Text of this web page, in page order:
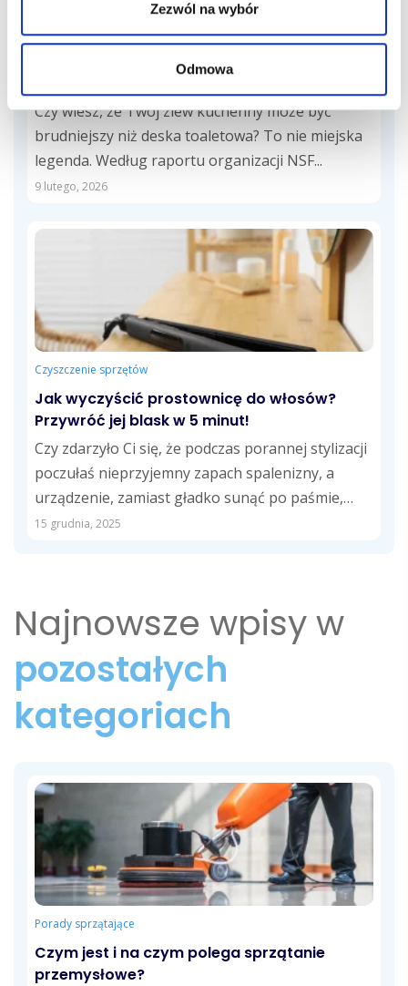
Zezwól na wybór
Odmowa
Czyszczenie sprzętów
Jak wyczyścić zlew skutecznie? Sprawdzone
Czy wiesz, że Twój zlew kuchenny może być
brudniejszy niż deska toaletowa? To nie miejska
legenda. Według raportu organizacji NSF...
9 lutego, 2026
Czyszczenie sprzętów
Jak wyczyścić prostownicę do włosów?
Przywróć jej blask w 5 minut!
Czy zdarzyło Ci się, że podczas porannej stylizacji
poczułaś nieprzyjemny zapach spalenizny, a
urządzenie, zamiast gładko sunąć po paśmie,
zaczęło...
15 grudnia, 2025
Najnowsze wpisy w
pozostałych
kategoriach
Porady sprzątające
Czym jest i na czym polega sprzątanie
przemysłowe?